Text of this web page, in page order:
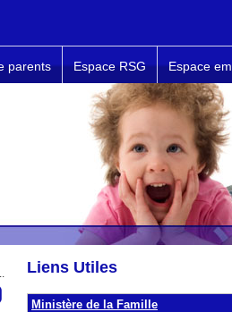
parents Espace RSG Espace
Liens Utiles
Ministère de la Famille